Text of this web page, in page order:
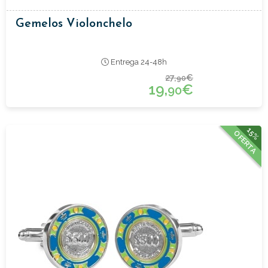
Gemelos Violonchelo
Entrega 24-48h
27,90€
19,90€
15%
OFERTA